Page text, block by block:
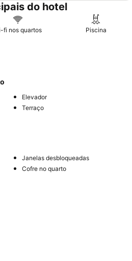
do hotel
fi nos quartos Piscina
Elevador
Terraço
Janelas desbloqueadas
Cofre no quarto